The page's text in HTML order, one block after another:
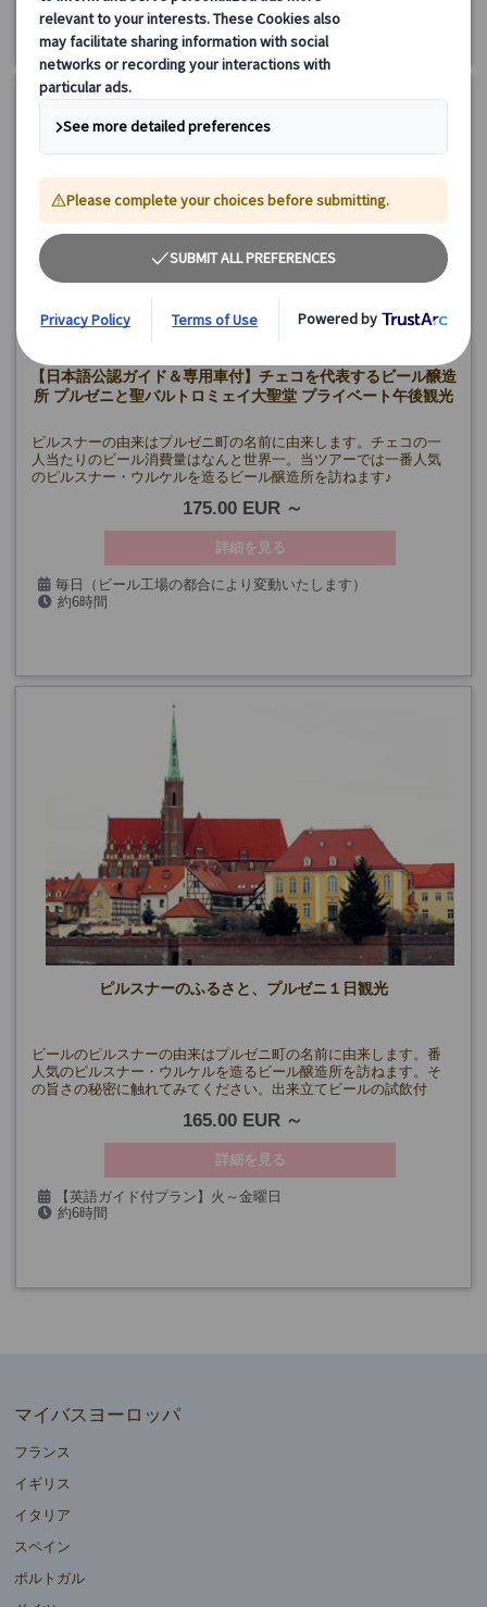
【日本語公認ガイド＆専用車付】チェコを代表するビール醸造
所 プルゼニと聖バルトロミェイ大聖堂 プライベート午後観光
ピルスナーの由来はプルゼニ町の名前に由来します。チェコの一
人当たりのビール消費量はなんと世界一。当ツアーでは一番人気
のピルスナー・ウルケルを造るビール醸造所を訪ねます♪
175.00 EUR
詳細を見る
毎日（ビール工場の都合により変動いたします）
約6時間
ピルスナーのふるさと、プルゼニ１日観光
ビールのピルスナーの由来はプルゼニ町の名前に由来します。番
人気のピルスナー・ウルケルを造るビール醸造所を訪ねます。そ
の旨さの秘密に触れてみてください。出来立てビールの試飲付
165.00 EUR
詳細を見る
【英語ガイド付プラン】火～金曜日
※ビール醸造所の都合により変動いたします。
約6時間
マイバスヨーロッパ
フランス
イギリス
イタリア
スペイン
ポルトガル